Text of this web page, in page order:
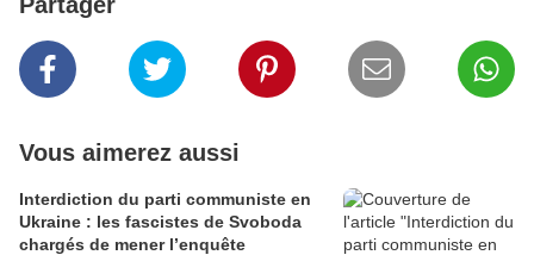
Vous aimerez aussi
Interdiction du parti communiste en
Ukraine : les fascistes de Svoboda
chargés de mener l’enquête